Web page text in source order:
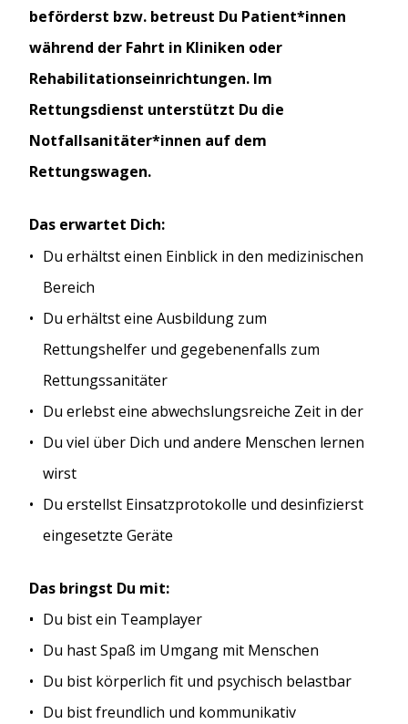
beförderst bzw. betreust Du Patient*innen
während der Fahrt in Kliniken oder
Rehabilitationseinrichtungen. Im
Rettungsdienst unterstützt Du die
Notfallsanitäter*innen auf dem
Rettungswagen.
Das erwartet Dich:
Du erhältst einen Einblick in den medizinischen
Bereich
Du erhältst eine Ausbildung zum
Rettungshelfer und gegebenenfalls zum
Rettungssanitäter
Du erlebst eine abwechslungsreiche Zeit in der
Du viel über Dich und andere Menschen lernen
wirst
Du erstellst Einsatzprotokolle und desinfizierst
eingesetzte Geräte
Das bringst Du mit:
Du bist ein Teamplayer
Du hast Spaß im Umgang mit Menschen
Du bist körperlich fit und psychisch belastbar
Du bist freundlich und kommunikativ